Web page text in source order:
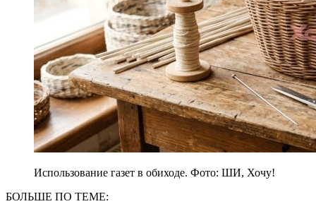
Использование газет в обиходе. Фото: ШИ, Хочу!
БОЛЬШЕ ПО ТЕМЕ: